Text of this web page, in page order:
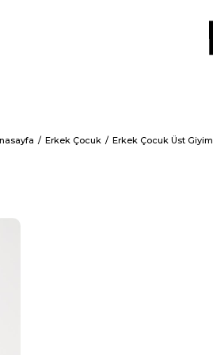
Erkek Çocuk Erkek Çocuk Üst Giyim